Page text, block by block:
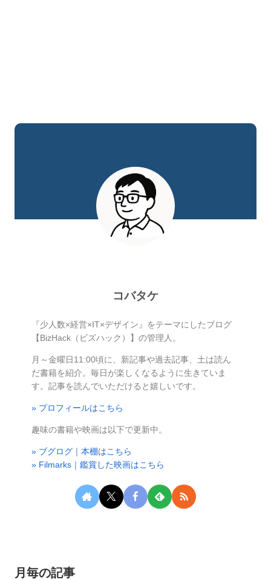
コバタケ
『少人数×経営×IT×デザイン』をテーマにしたブログ
【BizHack（ビズハック）】の管理人。
月～金曜日11:00頃に、新記事や過去記事、土は読ん
だ書籍を紹介。毎日が楽しくなるように生きていま
す。記事を読んでいただけると嬉しいです。
» プロフィールはこちら
趣味の書籍や映画は以下で更新中。
» ブグログ｜本棚はこちら
» Filmarks｜鑑賞した映画はこちら
月毎の記事